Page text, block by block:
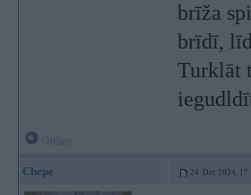
brīža
brīdī,
Turklāt
Chepe 24. Dec 2024,